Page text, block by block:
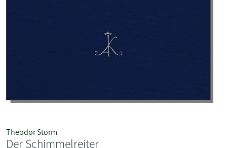
Theodor Storm
Der Schimmelreiter